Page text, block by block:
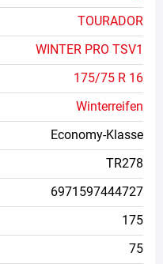
TOURADOR
WINTER PRO TSV1
175/75 R 16
Winterreifen
Economy-Klasse
TR278
6971597444727
175
75